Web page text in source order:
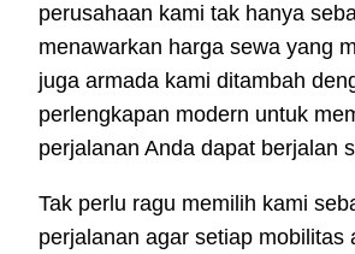
perusahaan kami tak hanya
menawarkan harga sewa yang
juga armada kami ditambah
perlengkapan modern untuk
perjalanan Anda dapat berjalan
Tak perlu ragu memilih kami
perjalanan agar setiap mobilitas